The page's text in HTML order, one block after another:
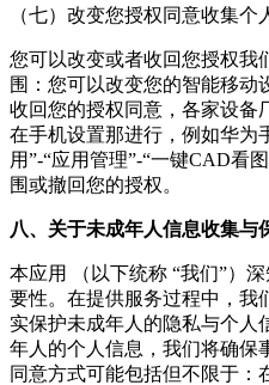
（七）改变您授权同意收集
您可以改变或者收回您授权我
围：您可以改变您的智能移动
收回您的授权同意，各家设备
在手机设置那进行，例如华为
用”-“应用管理”-“一键CAD看图
围或撤回您的授权。
八、关于未成年人信息收集与
本应用 （以下统称 “我们”）
要性。在提供服务过程中，我
实保护未成年人的隐私与个人
年人的个人信息，我们将确保
同意方式可能包括但不限于：